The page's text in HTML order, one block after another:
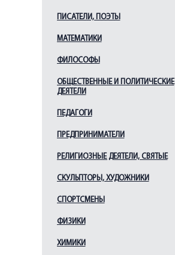
ПИСАТЕЛИ, ПОЭТЫ
МАТЕМАТИКИ
ФИЛОСОФЫ
ОБЩЕСТВЕННЫЕ И ПОЛИТИЧЕСКИЕ
ДЕЯТЕЛИ
ПЕДАГОГИ
ПРЕДПРИНИМАТЕЛИ
РЕЛИГИОЗНЫЕ ДЕЯТЕЛИ, СВЯТЫЕ
СКУЛЬПТОРЫ, ХУДОЖНИКИ
СПОРТСМЕНЫ
ФИЗИКИ
ХИМИКИ